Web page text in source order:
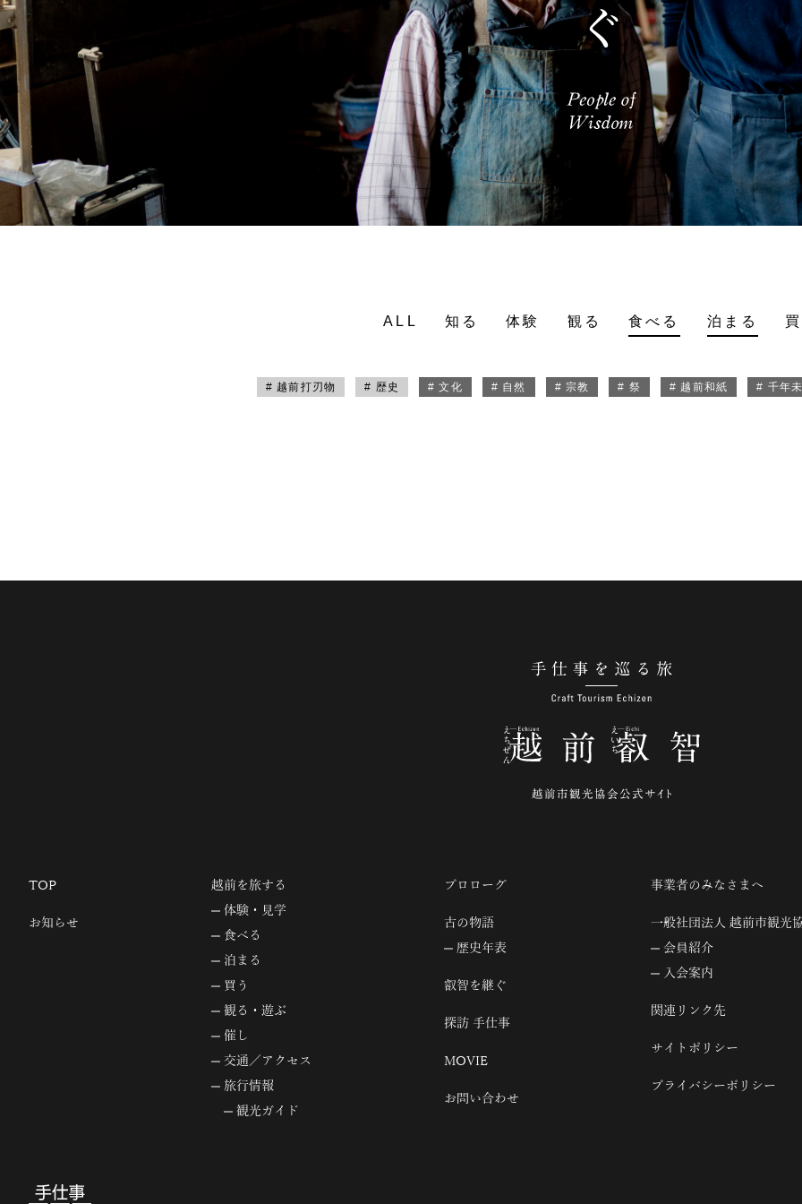
ALL 知る 体験 観る 食べる 泊まる
# 越前打刃物 # 歴史 # 文化 # 自然 # 宗教 # 祭 # 越前和紙 # 千年
TOP
お知らせ
越前を旅する
体験・見学
食べる
泊まる
買う
観る・遊ぶ
催し
交通／アクセス
旅行情報
観光ガイド
プロローグ
古の物語
歴史年表
叡智を継ぐ
探訪 手仕事
MOVIE
お問い合わせ
事業者のみなさまへ
一般社団法人 越前市観光
会員紹介
入会案内
関連リンク先
サイトポリシー
プライバシーポリシー